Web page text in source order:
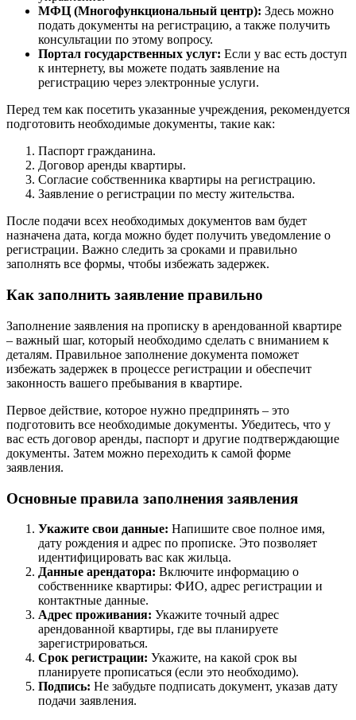
МФЦ (Многофункциональный центр): Здесь можно
подать документы на регистрацию, а также получить
консультации по этому вопросу.
Портал государственных услуг: Если у вас есть доступ
к интернету, вы можете подать заявление на
регистрацию через электронные услуги.
Перед тем как посетить указанные учреждения, рекомендуется
подготовить необходимые документы, такие как:
Паспорт гражданина.
Договор аренды квартиры.
Согласие собственника квартиры на регистрацию.
Заявление о регистрации по месту жительства.
После подачи всех необходимых документов вам будет
назначена дата, когда можно будет получить уведомление о
регистрации. Важно следить за сроками и правильно
заполнять все формы, чтобы избежать задержек.
Как заполнить заявление правильно
Заполнение заявления на прописку в арендованной квартире
– важный шаг, который необходимо сделать с вниманием к
деталям. Правильное заполнение документа поможет
избежать задержек в процессе регистрации и обеспечит
законность вашего пребывания в квартире.
Первое действие, которое нужно предпринять – это
подготовить все необходимые документы. Убедитесь, что у
вас есть договор аренды, паспорт и другие подтверждающие
документы. Затем можно переходить к самой форме
заявления.
Основные правила заполнения заявления
Укажите свои данные: Напишите свое полное имя,
дату рождения и адрес по прописке. Это позволяет
идентифицировать вас как жильца.
Данные арендатора: Включите информацию о
собственнике квартиры: ФИО, адрес регистрации и
контактные данные.
Адрес проживания: Укажите точный адрес
арендованной квартиры, где вы планируете
зарегистрироваться.
Срок регистрации: Укажите, на какой срок вы
планируете прописаться (если это необходимо).
Подпись: Не забудьте подписать документ, указав дату
подачи заявления.